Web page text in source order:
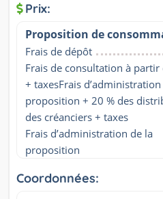
Prix:
Proposition de
Frais de dépôt
Frais de consultation à partir
+ taxesFrais
proposition + 20 % des
des créanciers + taxes
Frais d’administration de la
proposition
Coordonnées: